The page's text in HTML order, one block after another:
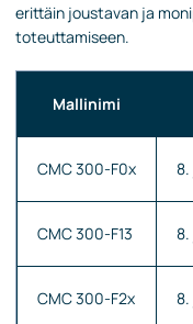
erittäin joustavan ja
toteuttamiseen.
Mallinimi
CMC 300-F0x
CMC 300-F13
CMC 300-F2x